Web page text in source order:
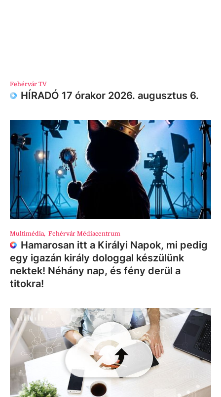
Fehérvár TV
HÍRADÓ 17 órakor 2026. augusztus 6.
Multimédia, Fehérvár Médiacentrum
Hamarosan itt a Királyi Napok, mi pedig
egy igazán király dologgal készülünk
nektek! Néhány nap, és fény derül a
titokra!